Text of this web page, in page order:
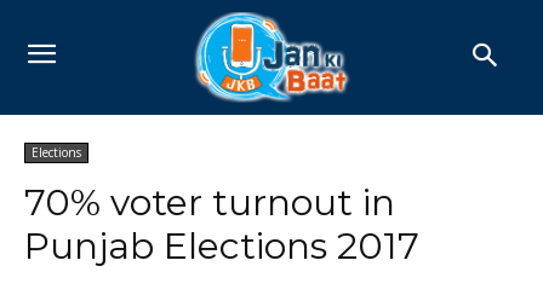
Elections
70% voter turnout in
Punjab Elections 2017